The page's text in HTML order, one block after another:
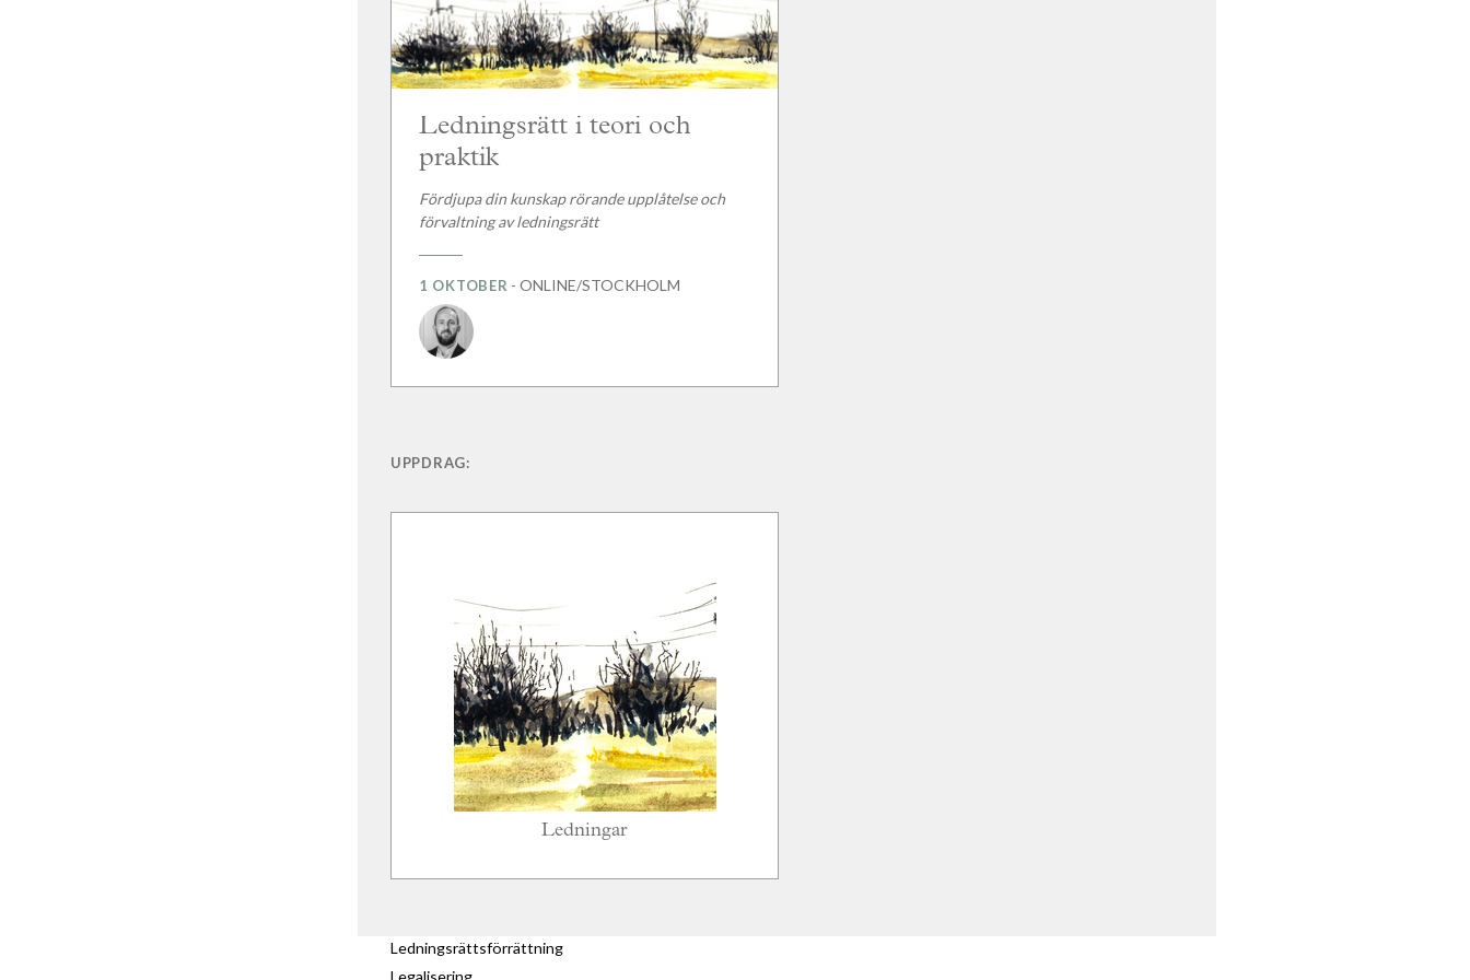
Ledningsrätt i teori och
praktik
Fördjupa din kunskap rörande upplåtelse och
förvaltning av ledningsrätt
1 OKTOBER - ONLINE/STOCKHOLM
UPPDRAG:
Ledningar
Ledningsrättsförrättning